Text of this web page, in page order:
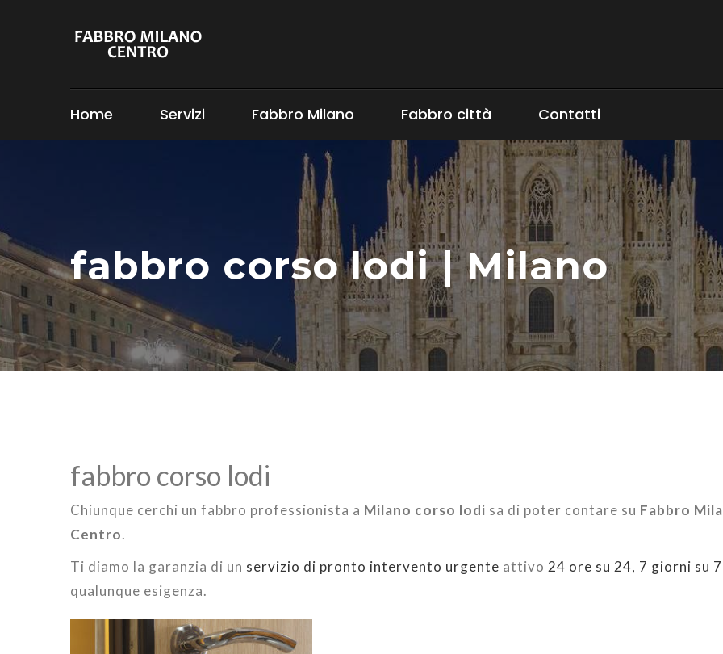
Home Servizi Fabbro Milano Fabbro città Contatti
fabbro corso lodi | Milano
fabbro corso lodi
Chiunque cerchi un fabbro professionista a Milano corso lodi sa di poter contare su Fabbro
Centro.
Ti diamo la garanzia di un servizio di pronto intervento urgente attivo 24 ore su 24, 7 giorni su 7
qualunque esigenza.